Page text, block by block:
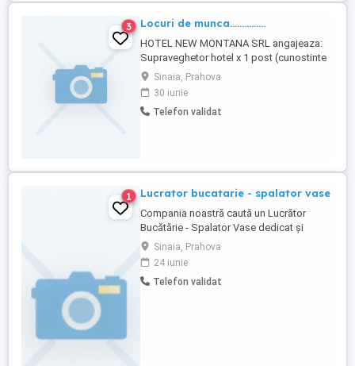
3 Locuri de munca...............
HOTEL NEW MONTANA SRL angajeaza:
Supraveghetor hotel x 1 post (cunostinte
de limba engleza) Bucatar x 2 posturi
(cunostinte de limba engleza) Se ofera
salariu atractiv, cazare. Pentru relatii
suplimentare, va rugam sa ne contactati la
Sinaia, Prahova
30 iunie
Telefon validat
1 Lucrator bucatarie - spalator vase
Compania noastră caută un Lucrător
Bucătărie - Spalator Vase dedicat și
organizat pentru a se alătura echipei
noastre. Rolul principal va fi asigurarea
curățeniei și igienei în zona de spălare a
veselei și a bucătăriei, contribuind astfel la
Sinaia, Prahova
24 iunie
Telefon validat